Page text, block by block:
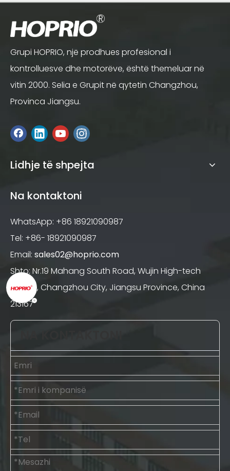
Grupi HOPRIO, një prodhues profesional i
kontrolluesve dhe motorëve, është themeluar në
vitin 2000. Selia e Grupit në qytetin Changzhou,
Provinca Jiangsu.
Lidhje të shpejta
Na kontaktoni
WhatsApp: +86 18921090987
Tel: +86- 18921090987
Email: sales02@hoprio.com
Shto: Nr.19 Mahang South Road, Wujin High-tech
District, Changzhou City, Jiangsu Province, China
213167